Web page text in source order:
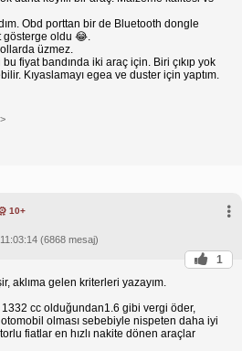
Obd porttan bir de Bluetooth dongle
gösterge oldu 😂.
üzmez.
fiyat bandında iki araç için. Biri çıkıp yok
Kıyaslamayı egea ve duster için yaptım.
10+
(6868 mesaj)
1
aklıma gelen kriterleri yazayım.
1332 cc olduğundan1.6 gibi vergi öder,
olması sebebiyle nispeten daha iyi
fiatlar en hızlı nakite dönen araçlar